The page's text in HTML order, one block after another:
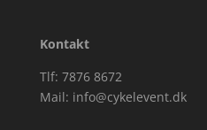
Kontakt
Tlf: 7876 8672
Mail: info@cykelevent.dk